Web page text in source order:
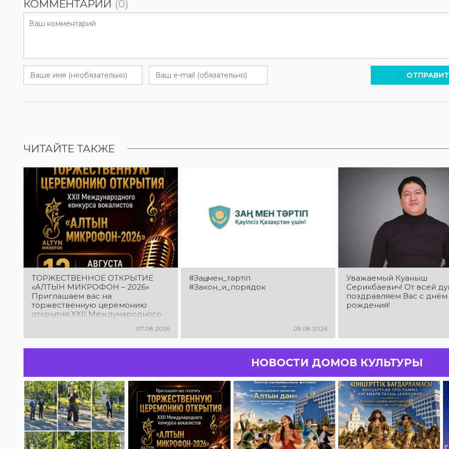
КОММЕНТАРИИ (0)
ЧИТАЙТЕ ТАКЖЕ
ТОРЖЕСТВЕННОЕ ОТКРЫТИЕ
«АЛТЫН МИКРОФОН – 2026»
Приглашаем вас на
торжественную церемонию
открытия XXII Международного
микрофон – 2026»! В этот день
талантливые исполнители из
разных стран встретятся на
творчества. Станьте свидетелями
начала большого вокального
состязания! Приходите
поддержать талантливых
исполнителей!
07.08.2026
#Заң_мен_тәртіп
#Закон_и_порядок
05.08.2026
Уважаемый Куаныш
Серикбаевич! От всей
поздравляем Вас с днём
рождения!
НОВОСТИ ДОМОВ КУЛЬТУРЫ